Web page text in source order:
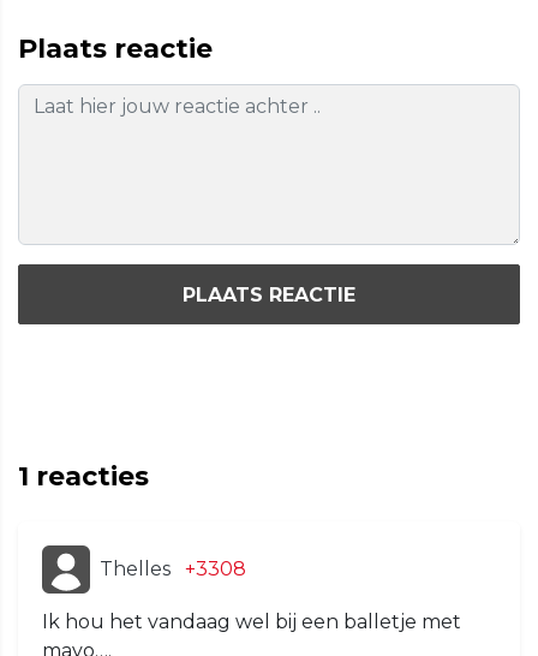
Plaats reactie
PLAATS REACTIE
1 reacties
Thelles +3308
Ik hou het vandaag wel bij een balletje met
mayo….